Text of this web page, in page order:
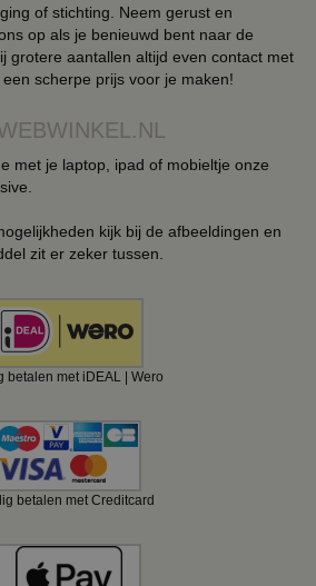
of stichting. Neem gerust en
op als je benieuwd bent naar de
grotere aantallen altijd even contact met
scherpe prijs voor je maken!
met je laptop, ipad of mobieltje onze
kijk bij de afbeeldingen en
zit er zeker tussen.
betalen met iDEAL | Wero
betalen met Creditcard